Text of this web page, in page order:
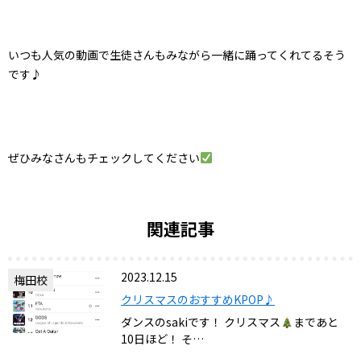
いつも人気の動画で生徒さんもみながら一緒に踊ってくれてるそう
です♪
ぜひみなさんもチェックしてください
関連記事
梅田校
2023.12.15
クリスマスのおすすめKPOP♪
ダンスのsakiです！ クリスマス
まであと
10日ほど！ そ…